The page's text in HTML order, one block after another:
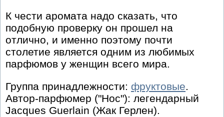
К чести аромата надо сказать, что
подобную проверку он прошел на
отлично, и именно поэтому почти
столетие является одним из любимых
парфюмов у женщин всего мира.
Группа принадлежности: фруктовые.
Автор-парфюмер ("Нос"): легендарный
Jacques Guerlain (Жак Герлен).